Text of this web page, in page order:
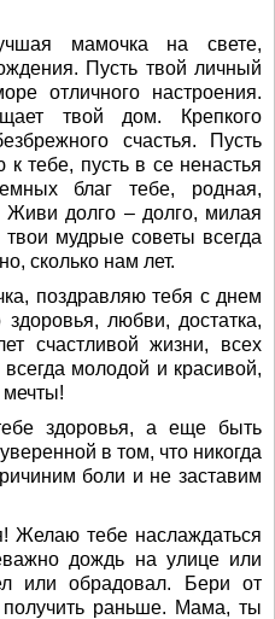
мамочка на свете,
Пусть твой личный
отличного настроения.
твой дом. Крепкого
счастья. Пусть
к тебе, пусть в се ненастья
благ тебе, родная,
Живи долго – долго, милая
мудрые советы всегда
сколько нам лет.
поздравляю тебя с днем
любви, достатка,
счастливой жизни, всех
молодой и красивой,
мечты!
здоровья, а еще быть
в том, что никогда
боли и не заставим
Желаю тебе наслаждаться
дождь на улице или
или обрадовал. Бери от
раньше. Мама, ты